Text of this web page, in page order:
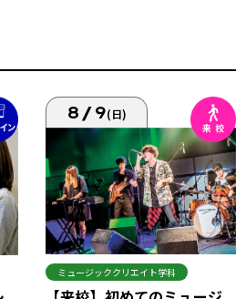
8/9(日)
ミュージッククリエイト学科